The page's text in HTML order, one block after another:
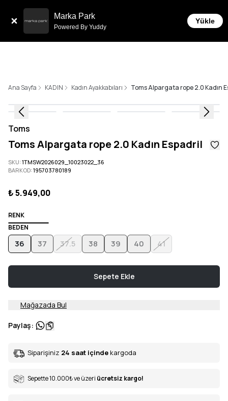
Marka Park
Powered By Yuddy
Yükle
Ana Sayfa KADIN Kadın Ayakkabıları Toms Alpargata rope 2.0 Kadın
Toms
Toms Alpargata rope 2.0 Kadın Espadril
SKU:1TMSW2026029_10023022_36
BARKOD:195703780189
₺ 5.949,00
RENK
BEDEN
36 37 37.5 38 39 40 41
Sepete Ekle
Mağazada Bul
Paylaş:
Siparişiniz 24 saat içinde kargoda
Sepette 10.000₺ve üzeri ücretsiz kargo!